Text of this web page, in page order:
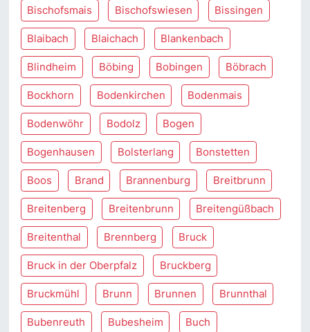
Bischofsmais Bischofswiesen Bissingen
Blaibach Blaichach Blankenbach
Blindheim Böbing Bobingen Böbrach
Bockhorn Bodenkirchen Bodenmais
Bodenwöhr Bodolz Bogen
Bogenhausen Bolsterlang Bonstetten
Boos Brand Brannenburg Breitbrunn
Breitenberg Breitenbrunn Breitengüßbach
Breitenthal Brennberg Bruck
Bruck in der Oberpfalz Bruckberg
Bruckmühl Brunn Brunnen Brunnthal
Bubenreuth Bubesheim Buch